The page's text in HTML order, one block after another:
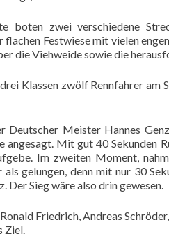
boten zwei verschiedene
flachen Festwiese mit vielen
die Viehweide sowie die
Klassen zwölf Rennfahrer
Meister Hannes
angesagt. Mit gut 40 Sekunden
Im zweiten Moment,
als gelungen, denn mit nur 30
Der Sieg wäre also drin gewesen.
Friedrich, Andreas
Ziel.